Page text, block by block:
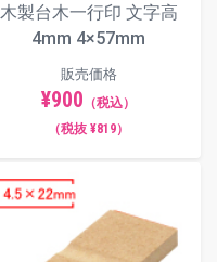
木製台木一行印 文字高
4mm 4×57mm
販売価格
¥900 （税込）
（税抜 ¥819）